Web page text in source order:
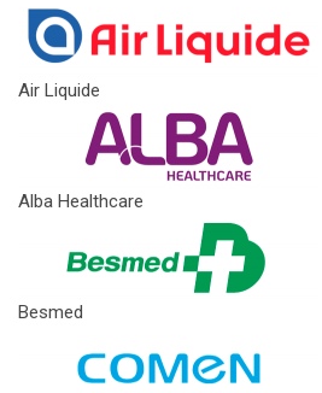
Air Liquide
Alba Healthcare
Besmed